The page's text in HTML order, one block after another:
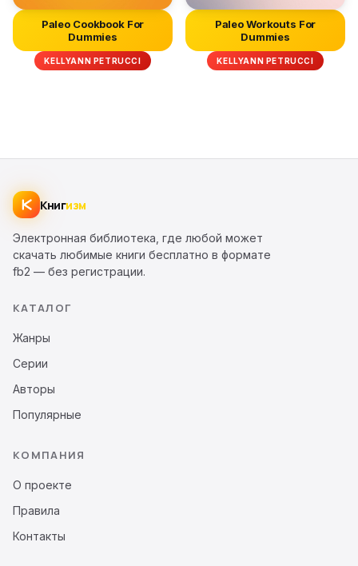
Paleo Cookbook For
Dummies
KELLYANN PETRUCCI
Paleo Workouts For
Dummies
KELLYANN PETRUCCI
Книгизм
Электронная библиотека, где любой может
скачать любимые книги бесплатно в формате
fb2 — без регистрации.
КАТАЛОГ
Жанры
Серии
Авторы
Популярные
КОМПАНИЯ
О проекте
Правила
Контакты